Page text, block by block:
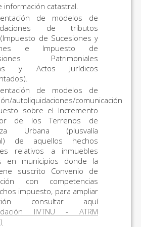
información catastral.
de modelos de
de tributos
de Sucesiones y
e Impuesto de
Patrimoniales
y Actos Jurídicos
de modelos de
autoliquidaciones/comunicación
sobre el Incremento
de los Terrenos de
Urbana (plusvalía
de aquellos hechos
relativos a inmuebles
en municipios donde la
suscrito Convenio de
con competencias
impuesto, para ampliar
consultar aquí
IIVTNU - ATRM